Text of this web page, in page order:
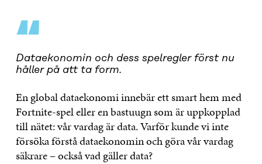
“
Dataekonomin och dess spelregler först nu
håller på att ta form.
En global dataekonomi innebär ett smart hem med
Fortnite-spel eller en bastuugn som är uppkopplad
till nätet: vår vardag är data. Varför kunde vi inte
försöka förstå dataekonomin och göra vår vardag
säkrare – också vad gäller data?